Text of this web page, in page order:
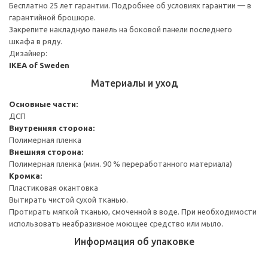
Бесплатно 25 лет гарантии. Подробнее об условиях гарантии — в
гарантийной брошюре.
Закрепите накладную панель на боковой панели последнего
шкафа в ряду.
Дизайнер:
IKEA of Sweden
Материалы и уход
Основные части:
ДСП
Внутренняя сторона:
Полимерная пленка
Внешняя сторона:
Полимерная пленка (мин. 90 % переработанного материала)
Кромка:
Пластиковая окантовка
Вытирать чистой сухой тканью.
Протирать мягкой тканью, смоченной в воде. При необходимости
использовать неабразивное моющее средство или мыло.
Информация об упаковке